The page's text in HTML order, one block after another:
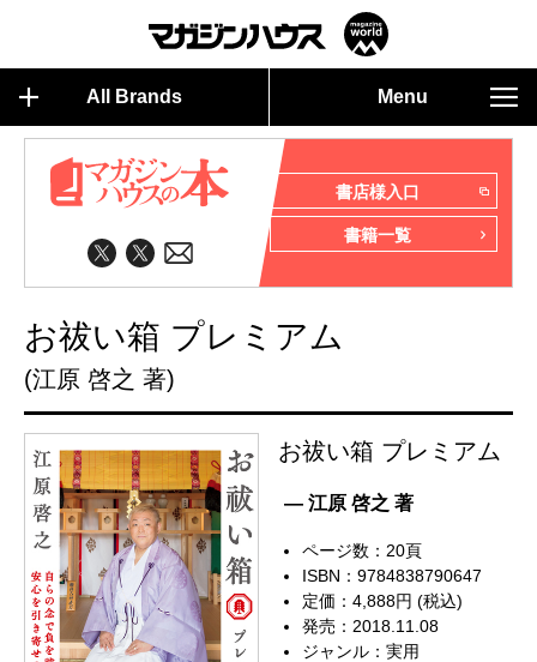
All Brands Menu
書店様入口
書籍一覧
お祓い箱 プレミアム
(江原 啓之 著)
お祓い箱 プレミアム
— 江原 啓之 著
ページ数：20頁
ISBN：9784838790647
定価：4,888円 (税込)
発売：2018.11.08
ジャンル：実用